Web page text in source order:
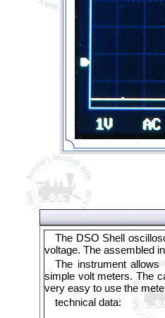
The DSO Shell
voltage. The assembled
The instrument allows
simple volt meters. The
very easy to use the
technical data: